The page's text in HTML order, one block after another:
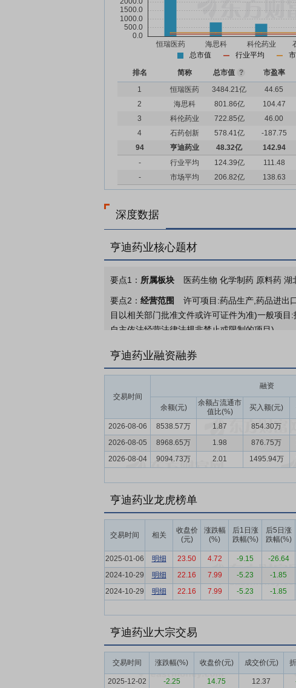
总市值 行业平均
排名 简称 总市值 ? 市盈率
1
恒瑞医药 3484.21亿 44.65
2
海思科 801.86亿 104.47
3
科伦药业 722.85亿 46.00
4
石药创新 578.41亿 -187.75
94
亨迪药业 48.32亿 142.94
-
行业平均 124.39亿 111.48
-
市场平均 206.82亿 138.63
深度数据
亨迪药业核心题材
要点1： 所属板块 医药生物 化学制药 原料药
要点2： 经营范围
许可项目:药品生产,药品进出
目以相关部门批准文件或许可证件为准)一般项
自主依法经营法律法规非禁止或限制的项目)。
要点3：主营业务 公司主要从事化学原料药（
要点4：医药工业
医药工业包括化学药制剂、
国医药工业主营业务收入年均增速为 9.3%，利
发投入年均增长超 20%，基础研究取得原创性
高、政府公共卫生投入的加大以及人口老龄化程
2024 年我国居民人均消费支出中医疗保健支出
要点5：产品研发环节
产品研发实力是公司的
技术与核心竞争力主要体现在以下几个方面：首
收装置的多个节点进行优化（如新戊二醇回收
产流程，降低布洛芬的生产成本，进一步发挥自
布洛芬赖氨酸盐、精氨酸布洛芬、布洛芬钠、
司在非甾体类抗炎药为核心的基础上，积极研究
阿托品、托拉塞米、米力农等，进一步丰富公司
基础上，积极研究开发更多剂型，如缓释胶囊型
要点6：产品生产环节
公司经过多年化学合成
特征的现代化化学原料药及制剂生产制造企业。
使生产过程更加标准化、智能化、自动化。其次
体系并严格贯彻执行，生产标准操作规程文件涵
创新和改进，大胆尝试创新和突破专利的路线。
成本。公司凭借产品生产环节的优势，在布洛芬
润来源。
要点7：产品注册环节
原料药生产企业如果想
亨迪药业融资融券
交易时间
融资
余额(元)
余额占流通市
值比(%)
买入额(元)
2026-08-06
8538.57万 1.87 854.30万
2026-08-05
8968.65万 1.98 876.75万
2026-08-04
9094.73万 2.01 1495.94万
亨迪药业龙虎榜单
交易时间 相关
收盘价
(元)
涨跌幅
(%)
后1日涨
跌幅(%)
后5日涨
跌幅(%)
2025-01-06 明细 23.50 4.72 -9.15 -26.64
2024-10-29
明细 22.16 7.99 -5.23 -1.85
2024-10-29
明细 22.16 7.99 -5.23 -1.85
亨迪药业大宗交易
交易时间 涨跌幅(%) 收盘价(元) 成交价(元)
2025-12-02 -2.25 14.75 12.37